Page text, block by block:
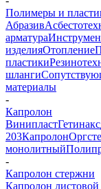
Полимеры и
Абразив
арматура
изделияОтопление
пластики
шланги
материалы
-
Капролон
ВинипластГетинакс
203Капролон
монолитный
-
Капролон стержни
Капролон листовой